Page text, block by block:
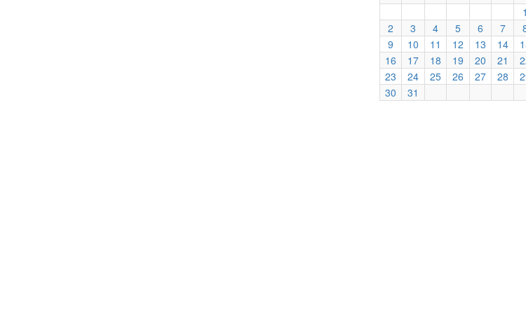
2
3 4 5 6 7
9
10 11 12 13 14
16
17 18 19 20 21
23
24 25 26 27 28
30
31